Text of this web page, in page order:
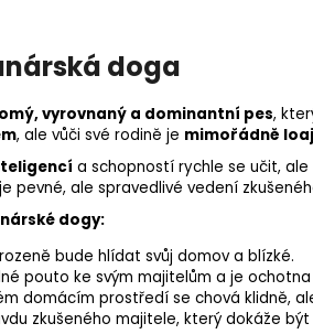
doga
vyrovnaný a dominantní pes,
, ale vůči své rodině je mimořádně
a schopností rychle se učit,
pevné, ale spravedlivé vedení
dogy:
bude hlídat svůj domov a blízké.
pouto ke svým majitelům a je
domácím prostředí se chová klidně,
zkušeného majitele, který dokáže být